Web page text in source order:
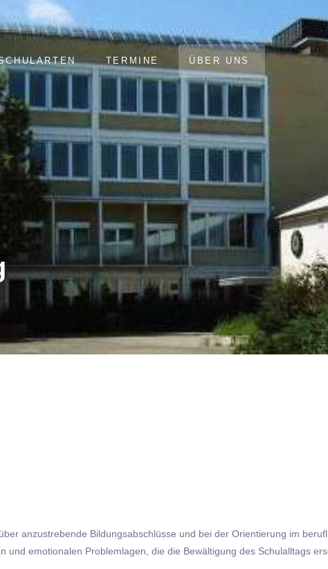
TERMINE ÜBER UNS
anzustrebende Bildungsabschlüsse und bei der Orientierung im
und emotionalen Problemlagen, die die Bewältigung des Schulalltags